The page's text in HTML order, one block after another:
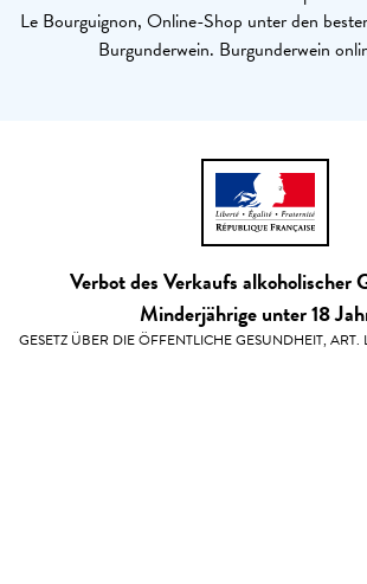
Le Bourguignon, Online-Shop unter den
Burgunderwein. Burgunderwein
Verbot des Verkaufs alkoholischer
Minderjährige unter 18
GESETZ ÜBER DIE ÖFFENTLICHE GESUNDHEIT,